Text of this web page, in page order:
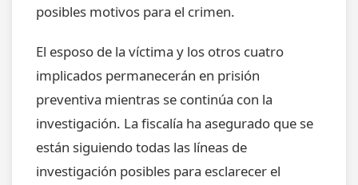
posibles motivos para el crimen.
El esposo de la víctima y los otros cuatro
implicados permanecerán en prisión
preventiva mientras se continúa con la
investigación. La fiscalía ha asegurado que se
están siguiendo todas las líneas de
investigación posibles para esclarecer el